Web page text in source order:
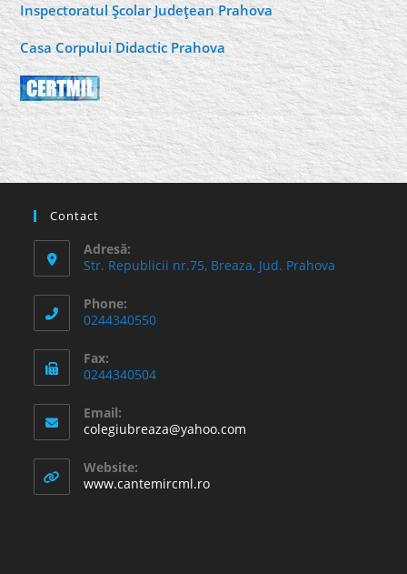
Inspectoratul Şcolar Judeţean Prahova
Casa Corpului Didactic Prahova
Contact
Adresă:
Str. Republicii nr.75, Breaza, Jud. Prahova
Phone:
0244340550
Fax:
0244340504
Email:
colegiubreaza@yahoo.com
Website:
www.cantemircml.ro